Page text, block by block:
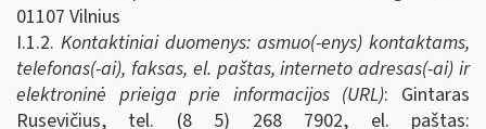
01107 Vilnius
I.1.2. Kontaktiniai duomenys: asmuo(-enys) kontaktams,
telefonas(-ai), faksas, el. paštas, interneto adresas(-ai) ir
elektroninė prieiga prie informacijos (URL): Gintaras
Rusevičius, tel. (8 5) 268 7902, el. paštas: